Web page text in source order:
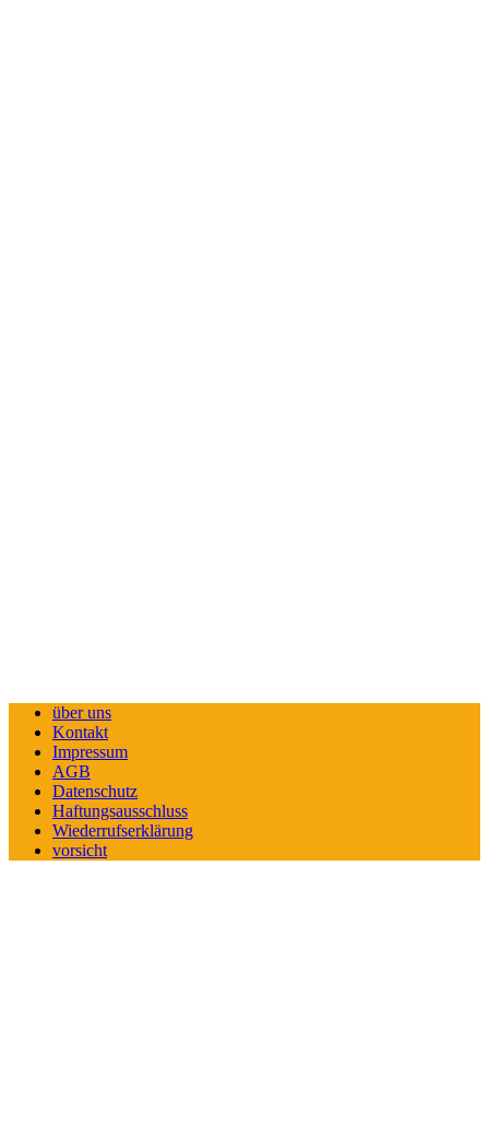
über uns
Kontakt
Impressum
AGB
Datenschutz
Haftungsausschluss
Wiederrufserklärung
vorsicht